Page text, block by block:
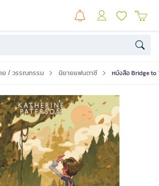
ย / วรรณกรรม นิยายแฟนตาซี หนังสือ Bridge to